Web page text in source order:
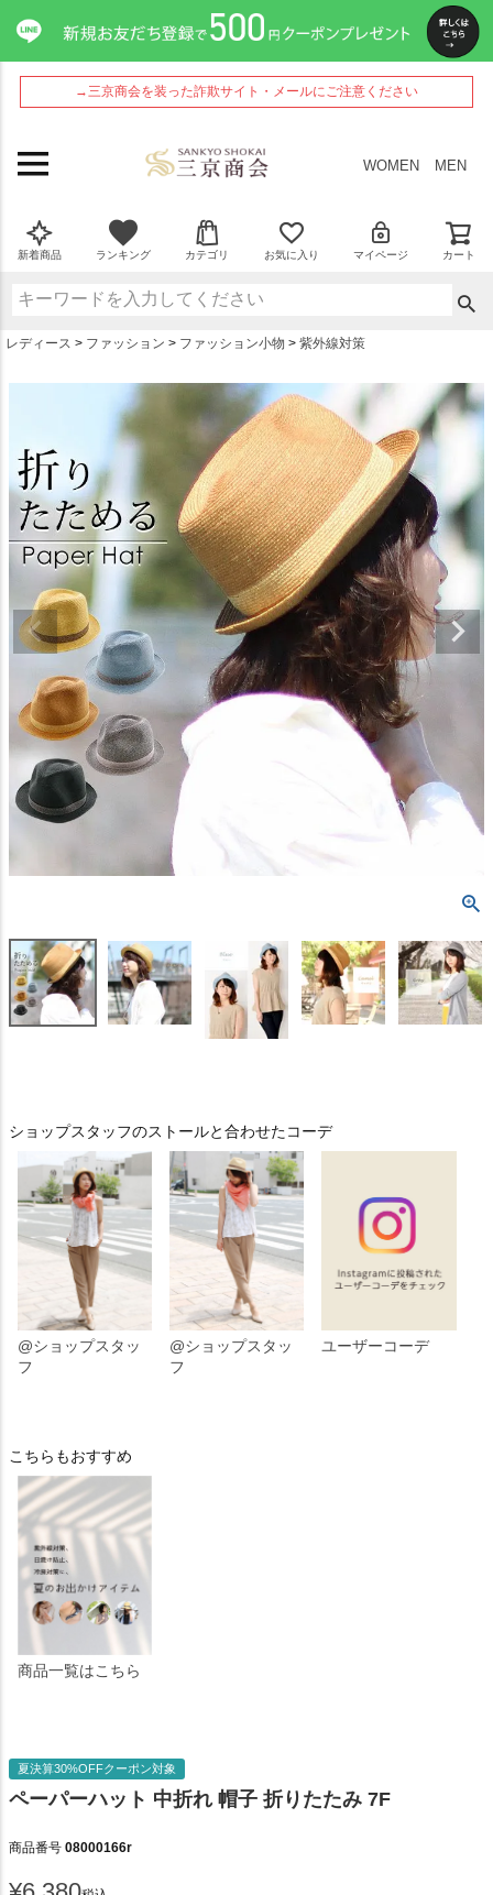
→三京商会を装った詐欺サイト・メールにご注意ください
WOMEN MEN
新着商品 ランキング カテゴリ お気に入り マイページ カート
レディース ファッション ファッション小物 紫外線対策
ショップスタッフのストールと合わせたコーデ
@ショップスタッ
フ
@ショップスタッ
フ
ユーザーコーデ
こちらもおすすめ
商品一覧はこちら
夏決算30%OFFクーポン対象
ペーパーハット 中折れ 帽子 折りたたみ 7F
商品番号 08000166r
ペー
ジト
ップ
へ